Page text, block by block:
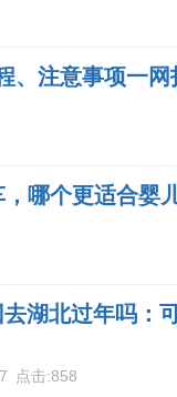
、注意事项一网
哪个更适合婴
湖北过年吗：
点击:858